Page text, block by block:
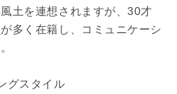
土を連想されますが、30才
多く在籍し、コミュニケーシ
グスタイル